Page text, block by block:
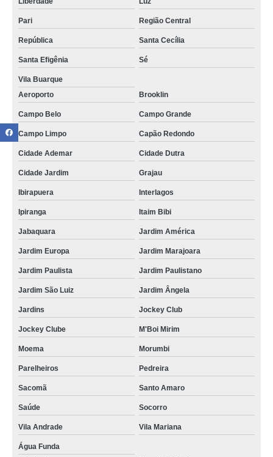
Pari Região Central
República Santa Cecília
Santa Efigênia Sé
Vila Buarque
Aeroporto
Brooklin
Campo Belo Campo Grande
Campo Limpo Capão Redondo
Cidade Ademar Cidade Dutra
Cidade Jardim Grajau
Ibirapuera Interlagos
Ipiranga Itaim Bibi
Jabaquara Jardim América
Jardim Europa Jardim Marajoara
Jardim Paulista Jardim Paulistano
Jardim São Luiz Jardim Ângela
Jardins Jockey Club
Jockey Clube M'Boi Mirim
Moema Morumbi
Parelheiros Pedreira
Sacomã Santo Amaro
Saúde Socorro
Vila Andrade Vila Mariana
Água Funda